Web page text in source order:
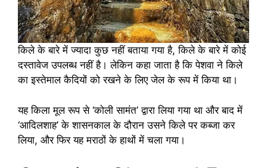
किले के बारे में ज्यादा कुछ नहीं बताया गया है, किले के बारे में कोई
दस्तावेज उपलब्ध नहीं है। लेकिन कहा जाता है कि पेशवा ने किले
का इस्तेमाल कैदियों को रखने के लिए जेल के रूप में किया था।
यह किला मूल रूप से ‘कोली सामंत’ द्वारा लिया गया था और बाद में
‘आदिलशाह’ के शासनकाल के दौरान उसने किले पर कब्जा कर
लिया, और फिर यह मराठों के हाथों में चला गया।